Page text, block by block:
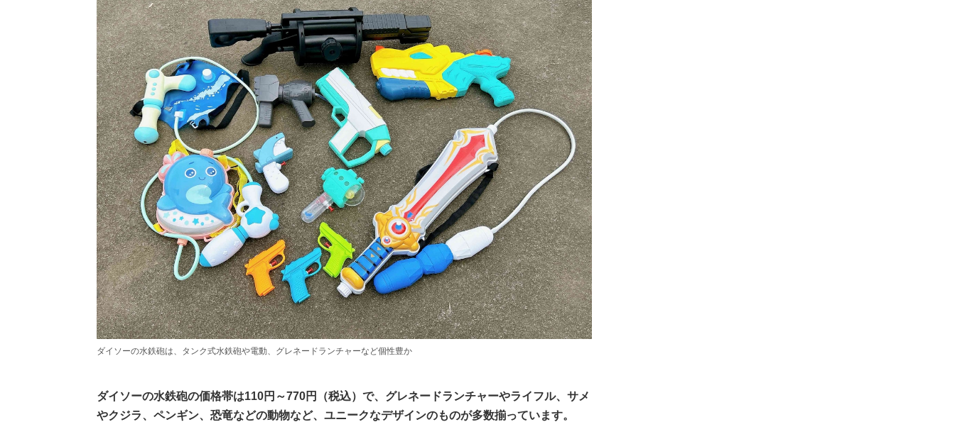
ダイソーの水鉄砲は、タンク式水鉄砲や電動、グレネードランチャーなど個性豊か
ダイソーの水鉄砲の価格帯は110円～770円（税込）で、グレネードランチャーやライフル、サメ
やクジラ、ペンギン、恐竜などの動物など、ユニークなデザインのものが多数揃っています。